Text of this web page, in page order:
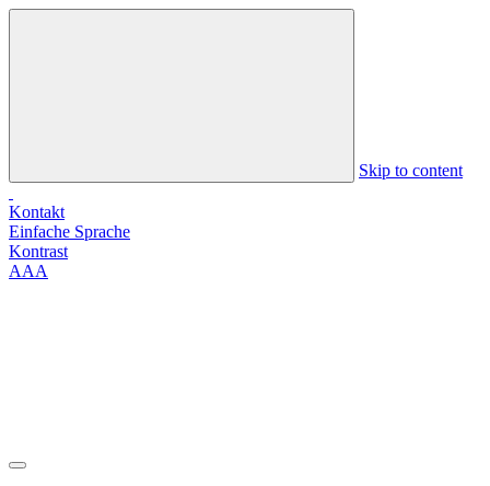
Skip to content
Kontakt
Einfache Sprache
Kontrast
AAA